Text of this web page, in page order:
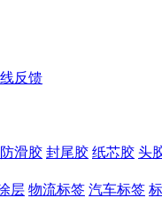
反馈
防滑胶 封尾胶 纸芯胶 头
层 物流标签 汽车标签